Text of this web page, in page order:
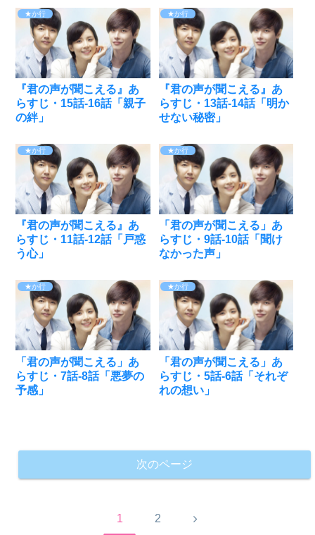
★か行
『君の声が聞こえる』あ
らすじ・15話-16話「親子
の絆」
★か行
『君の声が聞こえる』あ
らすじ・13話-14話「明か
せない秘密」
★か行
『君の声が聞こえる』あ
らすじ・11話-12話「戸惑
う心」
★か行
「君の声が聞こえる」あ
らすじ・9話-10話「聞け
なかった声」
★か行
「君の声が聞こえる」あ
らすじ・7話-8話「悪夢の
予感」
★か行
「君の声が聞こえる」あ
らすじ・5話-6話「それぞ
れの想い」
次のページ
1 2 次